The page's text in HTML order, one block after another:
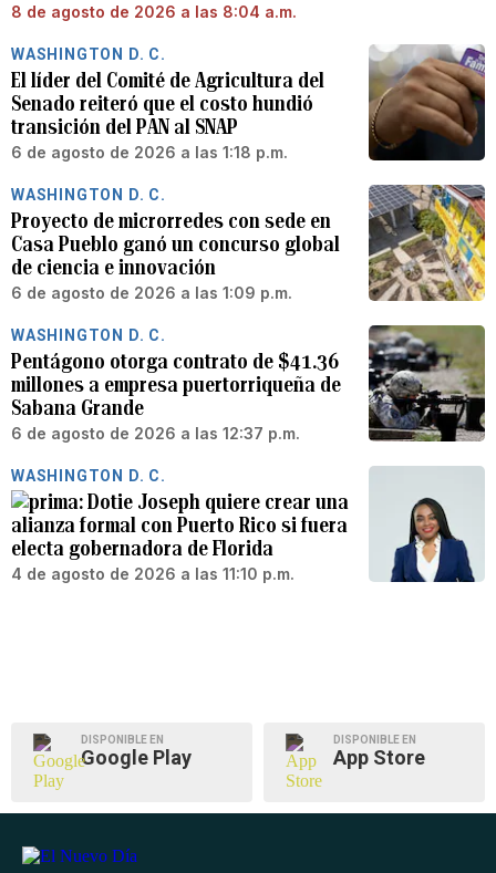
8 de agosto de 2026 a las 8:04 a.m.
WASHINGTON D. C.
El líder del Comité de Agricultura del
Senado reiteró que el costo hundió
transición del PAN al SNAP
6 de agosto de 2026 a las 1:18 p.m.
WASHINGTON D. C.
Proyecto de microrredes con sede en
Casa Pueblo ganó un concurso global
de ciencia e innovación
6 de agosto de 2026 a las 1:09 p.m.
WASHINGTON D. C.
Pentágono otorga contrato de $41.36
millones a empresa puertorriqueña de
Sabana Grande
6 de agosto de 2026 a las 12:37 p.m.
WASHINGTON D. C.
Dotie Joseph quiere crear una
alianza formal con Puerto Rico si fuera
electa gobernadora de Florida
4 de agosto de 2026 a las 11:10 p.m.
DISPONIBLE EN
Google Play
DISPONIBLE EN
App Store